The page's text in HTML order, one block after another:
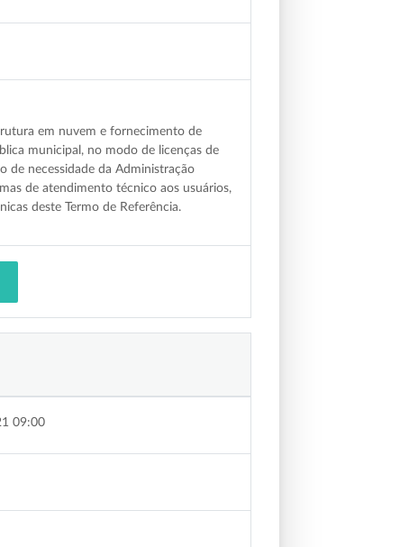
em nuvem e fornecimento de
municipal, no modo de licenças de
de necessidade da Administração
de atendimento técnico aos usuários,
deste Termo de Referência.
09:00